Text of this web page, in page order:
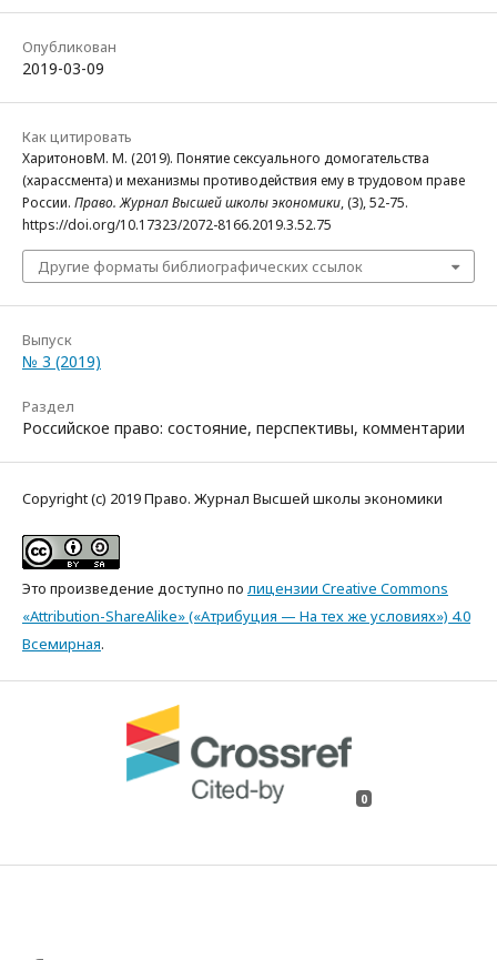
Опубликован
2019-03-09
Как цитировать
ХаритоновМ. М. (2019). Понятие сексуального домогательства
(харассмента) и механизмы противодействия ему в трудовом праве
России. Право. Журнал Высшей школы экономики, (3), 52-75.
https://doi.org/10.17323/2072-8166.2019.3.52.75
Другие форматы библиографических ссылок
Выпуск
№ 3 (2019)
Раздел
Российское право: состояние, перспективы, комментарии
Copyright (c) 2019 Право. Журнал Высшей школы экономики
Это произведение доступно по лицензии Creative Commons
«Attribution-ShareAlike» («Атрибуция — На тех же условиях») 4.0
Всемирная.
0